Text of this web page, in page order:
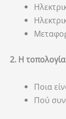
2. Η
Ποια
Πού